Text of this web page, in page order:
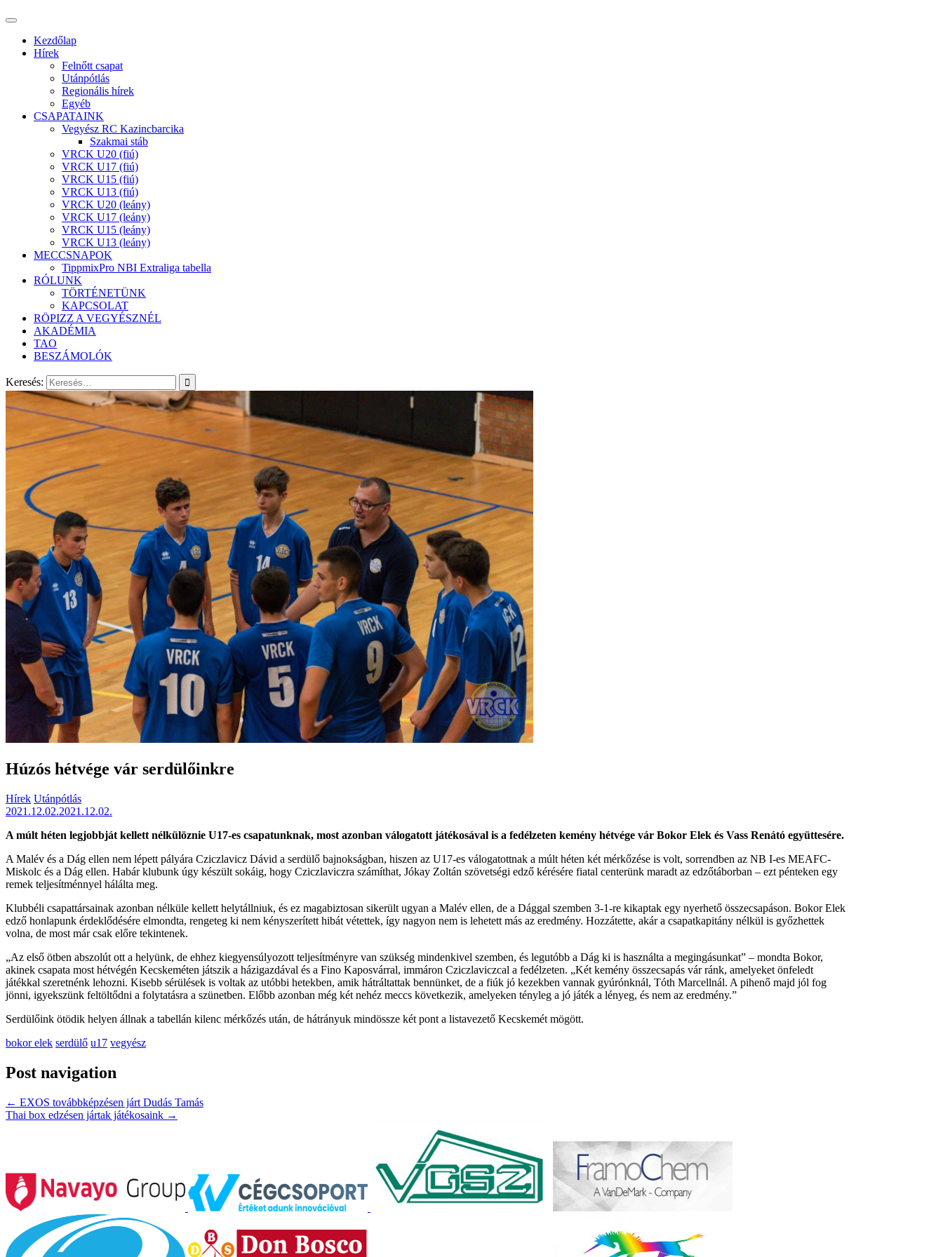
Kezdőlap
Hírek
Felnőtt csapat
Utánpótlás
Regionális hírek
Egyéb
CSAPATAINK
Vegyész RC Kazincbarcika
Szakmai stáb
VRCK U20 (fiú)
VRCK U17 (fiú)
VRCK U15 (fiú)
VRCK U13 (fiú)
VRCK U20 (leány)
VRCK U17 (leány)
VRCK U15 (leány)
VRCK U13 (leány)
MECCSNAPOK
TippmixPro NBI Extraliga tabella
RÓLUNK
TÖRTÉNETÜNK
KAPCSOLAT
RÖPIZZ A VEGYÉSZNÉL
AKADÉMIA
TAO
BESZÁMOLÓK
Keresés:
Húzós hétvége vár serdülőinkre
Hírek Utánpótlás
2021.12.02.2021.12.02.
A múlt héten legjobbját kellett nélkülöznie U17-es csapatunknak, most azonban válogatott játékosával is a fedélzeten kemény hétvége vár Bokor Elek és Vass Renátó együttesére.
A Malév és a Dág ellen nem lépett pályára Cziczlavicz Dávid a serdülő bajnokságban, hiszen az U17-es válogatottnak a múlt héten két mérkőzése is volt, sorrendben az NB I-es MEAFC-
Miskolc és a Dág ellen. Habár klubunk úgy készült sokáig, hogy Cziczlaviczra számíthat, Jókay Zoltán szövetségi edző kérésére fiatal centerünk maradt az edzőtáborban – ezt pénteken egy
remek teljesítménnyel hálálta meg.
Klubbéli csapattársainak azonban nélküle kellett helytállniuk, és ez magabiztosan sikerült ugyan a Malév ellen, de a Dággal szemben 3-1-re kikaptak egy nyerhető összecsapáson. Bokor Elek
edző honlapunk érdeklődésére elmondta, rengeteg ki nem kényszerített hibát vétettek, így nagyon nem is lehetett más az eredmény. Hozzátette, akár a csapatkapitány nélkül is győzhettek
volna, de most már csak előre tekintenek.
„Az első ötben abszolút ott a helyünk, de ehhez kiegyensúlyozott teljesítményre van szükség mindenkivel szemben, és legutóbb a Dág ki is használta a megingásunkat” – mondta Bokor,
akinek csapata most hétvégén Kecskeméten játszik a házigazdával és a Fino Kaposvárral, immáron Cziczlaviczcal a fedélzeten. „Két kemény összecsapás vár ránk, amelyeket önfeledt
játékkal szeretnénk lehozni. Kisebb sérülések is voltak az utóbbi hetekben, amik hátráltattak bennünket, de a fiúk jó kezekben vannak gyúrónknál, Tóth Marcellnál. A pihenő majd jól fog
jönni, igyekszünk feltöltődni a folytatásra a szünetben. Előbb azonban még két nehéz meccs következik, amelyeken tényleg a jó játék a lényeg, és nem az eredmény.”
Serdülőink ötödik helyen állnak a tabellán kilenc mérkőzés után, de hátrányuk mindössze két pont a listavezető Kecskemét mögött.
bokor elek serdülő u17 vegyész
Post navigation
← EXOS továbbképzésen járt Dudás Tamás
Thai box edzésen jártak játékosaink →